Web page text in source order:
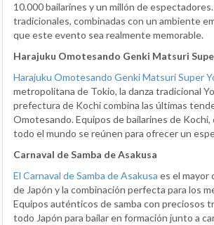
10.000 bailarines y un millón de espectadores.
tradicionales, combinadas con un ambiente
que este evento sea realmente memorable.
Harajuku Omotesando Genki Matsuri
Harajuku Omotesando Genki Matsuri Super
metropolitana de Tokio, la danza tradicional
prefectura de Kochi combina las últimas
Omotesando. Equipos de bailarines de Kochi,
todo el mundo se reúnen para ofrecer un
Carnaval de Samba de Asakusa
El Carnaval de Samba de Asakusa es el mayor
de Japón y la combinación perfecta para los
Equipos auténticos de samba con preciosos
todo Japón para bailar en formación junto a